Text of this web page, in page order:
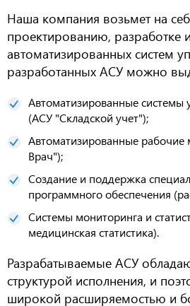
Наша компания возьмет на
проектированию, разработке
автоматизированных систем
разработанных АСУ можно
Автоматизированные системы
(АСУ "Складской учет");
Автоматизированные
Врач");
Создание и поддержка
программного обеспечения
Системы мониторинга и
медицинская статистика).
Разрабатываемые АСУ
структурой исполнения, и
широкой расширяемостью и